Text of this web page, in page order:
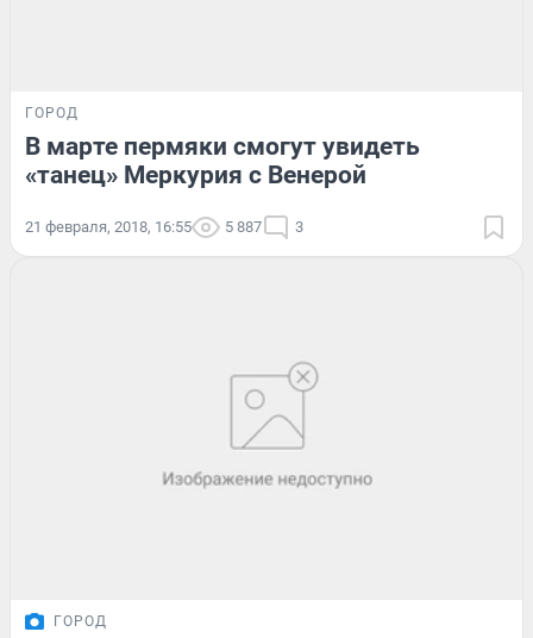
ГОРОД
В марте пермяки смогут увидеть
«танец» Меркурия с Венерой
21 февраля, 2018, 16:55 5 887 3
ГОРОД